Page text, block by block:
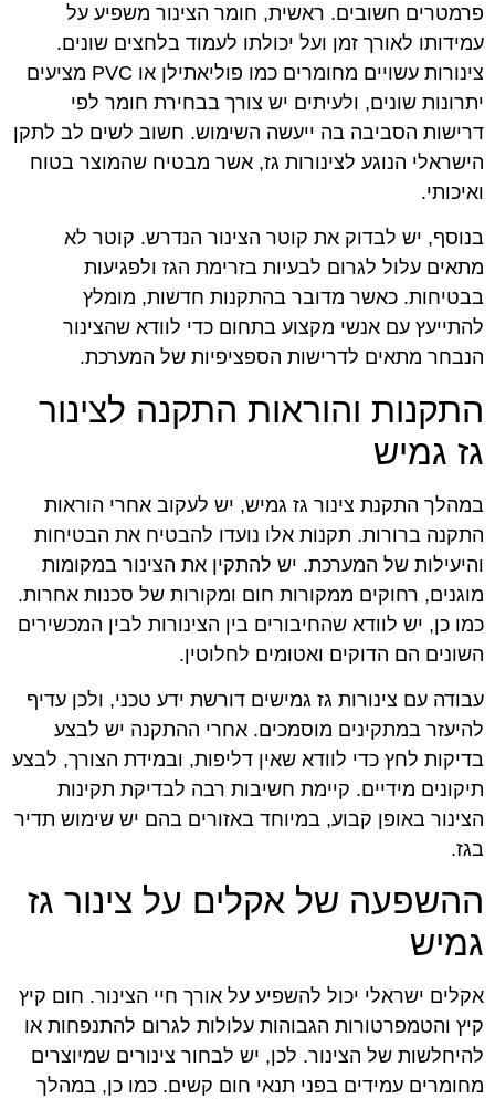
פרמטרים חשובים. ראשית, חומר הצינור משפיע על
עמידותו לאורך זמן ועל יכולתו לעמוד בלחצים שונים.
צינורות עשויים מחומרים כמו פוליאתילן או PVC מציעים
יתרונות שונים, ולעיתים יש צורך בבחירת חומר לפי
דרישות הסביבה בה ייעשה השימוש. חשוב לשים לב לתקן
הישראלי הנוגע לצינורות גז, אשר מבטיח שהמוצר בטוח
ואיכותי.
בנוסף, יש לבדוק את קוטר הצינור הנדרש. קוטר לא
מתאים עלול לגרום לבעיות בזרימת הגז ולפגיעות
בבטיחות. כאשר מדובר בהתקנות חדשות, מומלץ
להתייעץ עם אנשי מקצוע בתחום כדי לוודא שהצינור
הנבחר מתאים לדרישות הספציפיות של המערכת.
התקנות והוראות התקנה לצינור
גז גמיש
במהלך התקנת צינור גז גמיש, יש לעקוב אחרי הוראות
התקנה ברורות. תקנות אלו נועדו להבטיח את הבטיחות
והיעילות של המערכת. יש להתקין את הצינור במקומות
מוגנים, רחוקים ממקורות חום ומקורות של סכנות אחרות.
כמו כן, יש לוודא שהחיבורים בין הצינורות לבין המכשירים
השונים הם הדוקים ואטומים לחלוטין.
עבודה עם צינורות גז גמישים דורשת ידע טכני, ולכן עדיף
להיעזר במתקינים מוסמכים. אחרי ההתקנה יש לבצע
בדיקות לחץ כדי לוודא שאין דליפות, ובמידת הצורך, לבצע
תיקונים מידיים. קיימת חשיבות רבה לבדיקת תקינות
הצינור באופן קבוע, במיוחד באזורים בהם יש שימוש תדיר
בגז.
ההשפעה של אקלים על צינור גז
גמיש
אקלים ישראלי יכול להשפיע על אורך חיי הצינור. חום קיץ
קיץ והטמפרטורות הגבוהות עלולות לגרום להתנפחות או
להיחלשות של הצינור. לכן, יש לבחור צינורים שמיוצרים
מחומרים עמידים בפני תנאי חום קשים. כמו כן, במהלך